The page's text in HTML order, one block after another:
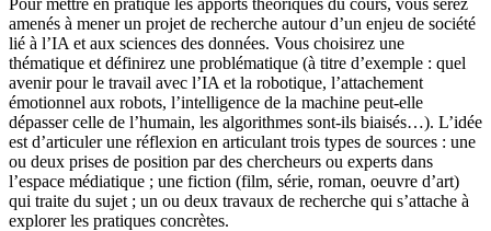
amenés à mener un projet de recherche autour d’un enjeu de société
lié à l’IA et aux sciences des données. Vous choisirez une
thématique et définirez une problématique (à titre d’exemple : quel
avenir pour le travail avec l’IA et la robotique, l’attachement
émotionnel aux robots, l’intelligence de la machine peut-elle
dépasser celle de l’humain, les algorithmes sont-ils biaisés…). L’idée
est d’articuler une réflexion en articulant trois types de sources : une
ou deux prises de position par des chercheurs ou experts dans
l’espace médiatique ; une fiction (film, série, roman, oeuvre d’art)
qui traite du sujet ; un ou deux travaux de recherche qui s’attache à
explorer les pratiques concrètes.